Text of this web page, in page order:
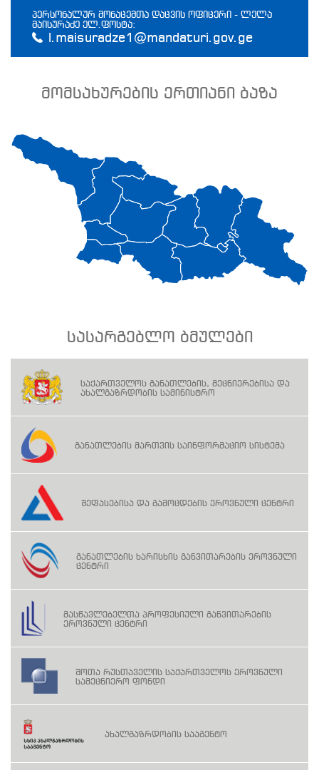
პერსონალურ მონაცემთა დაცვის ოფიცერი - ლელა
მაისურაძე ელ.ფოსტა:
l.maisuradze1@mandaturi.gov.ge
მომსახურების ერთიანი ბაზა
სასარგებლო ბმულები
საქართველოს განათლების, მეცნიერებისა და
ახალგაზრდობის სამინისტრო
განათლების მართვის საინფორმაციო სისტემა
შეფასებისა და გამოცდების ეროვნული ცენტრი
განათლების ხარისხის განვითარების ეროვნული
ცენტრი
მასწავლებელთა პროფესიული განვითარების
ეროვნული ცენტრი
შოთა რუსთაველის საქართველოს ეროვნული
სამეცნიერო ფონდი
ახალგაზრდობის სააგენტო